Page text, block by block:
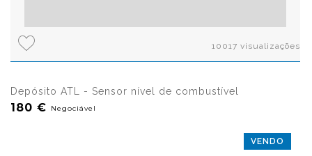
10017 visualizações
Depósito ATL - Sensor nível de combustível
180 € Negociável
VENDO